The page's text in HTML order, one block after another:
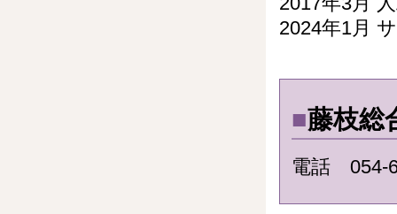
2024年1月
■藤枝総
電話 054-